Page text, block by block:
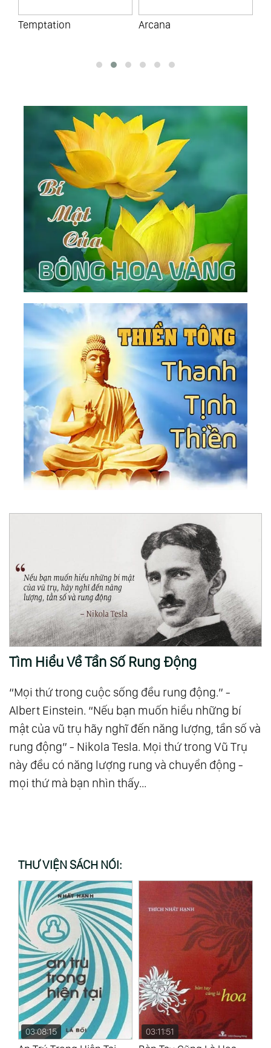
Temptation Arcana
Tìm Hiểu Về Tần Số Rung Động
“Mọi thứ trong cuộc sống đều rung động.” -
Albert Einstein. “Nếu bạn muốn hiểu những bí
mật của vũ trụ hãy nghĩ đến năng lượng, tần số và
rung động” - Nikola Tesla. Mọi thứ trong Vũ Trụ
này đều có năng lượng rung và chuyển động -
mọi thứ mà bạn nhìn thấy...
THƯ VIỆN SÁCH NÓI:
03:08:15 03:11:51